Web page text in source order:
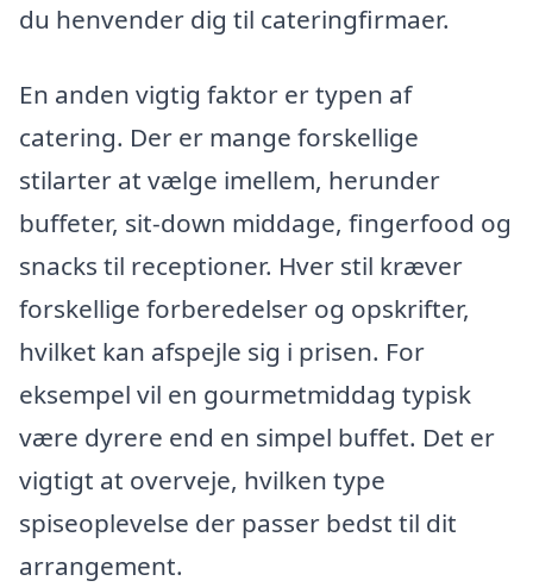
du henvender dig til cateringfirmaer.
En anden vigtig faktor er typen af
catering. Der er mange forskellige
stilarter at vælge imellem, herunder
buffeter, sit-down middage, fingerfood og
snacks til receptioner. Hver stil kræver
forskellige forberedelser og opskrifter,
hvilket kan afspejle sig i prisen. For
eksempel vil en gourmetmiddag typisk
være dyrere end en simpel buffet. Det er
vigtigt at overveje, hvilken type
spiseoplevelse der passer bedst til dit
arrangement.